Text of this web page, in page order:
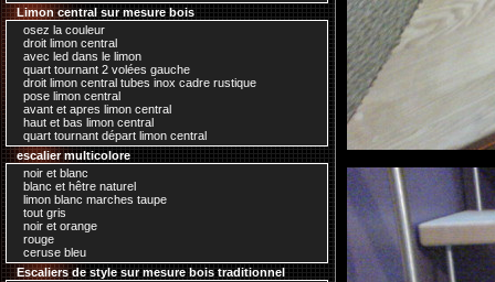
Limon central sur mesure bois
osez la couleur
droit limon central
avec led dans le limon
quart tournant 2 volées gauche
droit limon central tubes inox cadre rustique
pose limon central
avant et apres limon central
haut et bas limon central
quart tournant départ limon central
escalier multicolore
noir et blanc
blanc et hêtre naturel
limon blanc marches taupe
tout gris
noir et orange
rouge
ceruse bleu
Escaliers de style sur mesure bois traditionnel